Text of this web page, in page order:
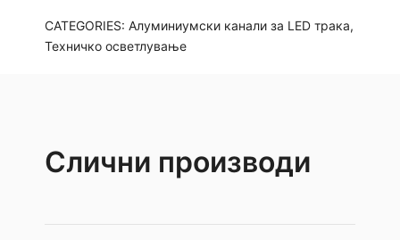
CATEGORIES: Алуминиумски канали за LED трака,
Техничко осветлување
Слични производи